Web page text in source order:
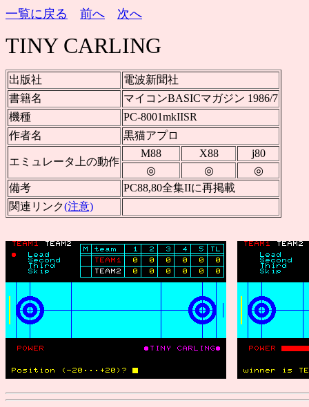
一覧に戻る 前へ 次へ
TINY CARLING
出版社
電波新聞社
書籍名
マイコンBASICマガジン 1986/7
機種
PC-8001mkIISR
作者名
黒猫アプロ
エミュレータ上の動作
M88 X88
j80
◎
◎
◎
備考
PC88,80全集IIに再掲載
関連リンク(注意)